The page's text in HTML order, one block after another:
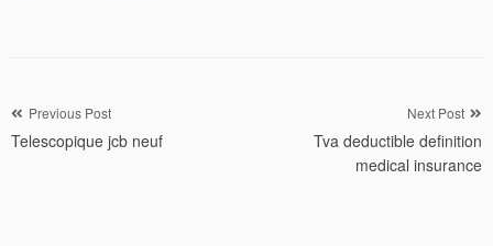
Navigation
de
Previous Post
Telescopique jcb neuf
Next Post
Tva deductible definition
medical insurance